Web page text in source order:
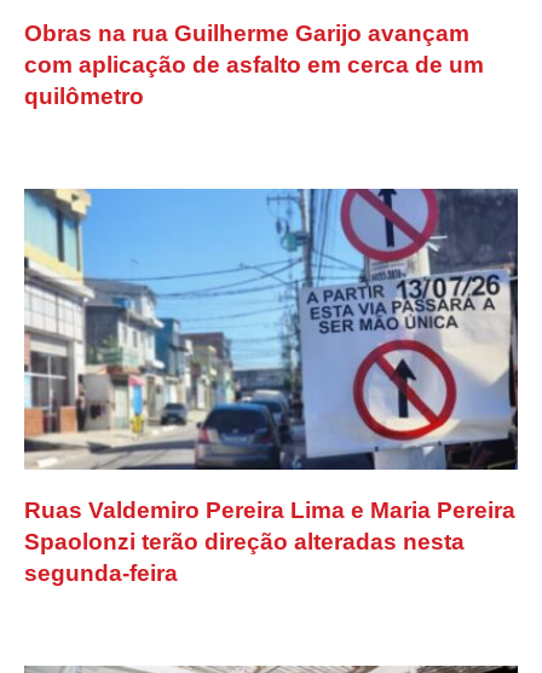
Obras na rua Guilherme Garijo avançam
com aplicação de asfalto em cerca de um
quilômetro
Ruas Valdemiro Pereira Lima e Maria Pereira
Spaolonzi terão direção alteradas nesta
segunda-feira